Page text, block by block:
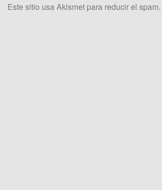
Este sitio usa Akismet para reducir el spam.